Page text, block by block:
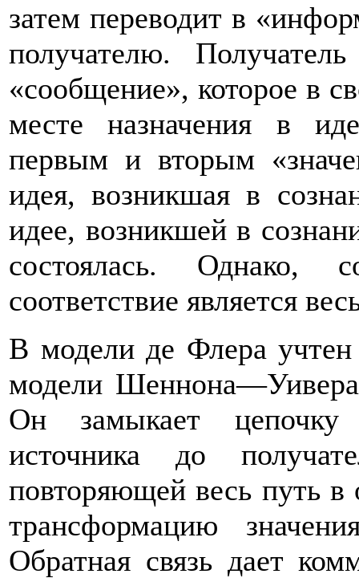
затем переводит в
получателю.
«сообщение», которое в
месте назначения в
первым и вторым
идея, возникшая в
идее, возникшей в
состоялась. Однако,
соответствие является
В модели де Флера учтен
модели Шеннона—Уивера
Он замыкает цепочку
источника до
повторяющей весь путь в
трансформацию
Обратная связь дает